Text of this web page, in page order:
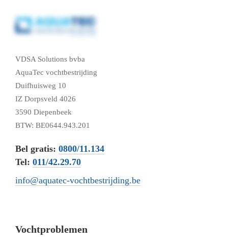
VDSA Solutions bvba
AquaTec vochtbestrijding
Duifhuisweg 10
IZ Dorpsveld 4026
3590 Diepenbeek
BTW: BE0644.943.201
Bel gratis: 0800/11.134
Tel: 011/42.29.70
info@aquatec-vochtbestrijding.be
Vochtproblemen